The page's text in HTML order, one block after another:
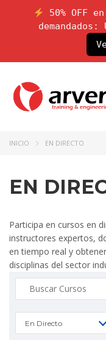
INICIO EN DIRECTO
EN
Participa en cursos en
instructores expertos,
en tiempo real y
disciplinas del sector
Buscar:
En Directo
50% OFF
demandados: